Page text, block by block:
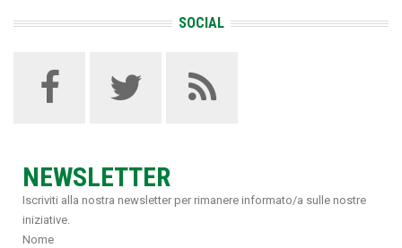
SOCIAL
NEWSLETTER
Iscriviti alla nostra newsletter per rimanere informato/a sulle nostre
iniziative.
Nome